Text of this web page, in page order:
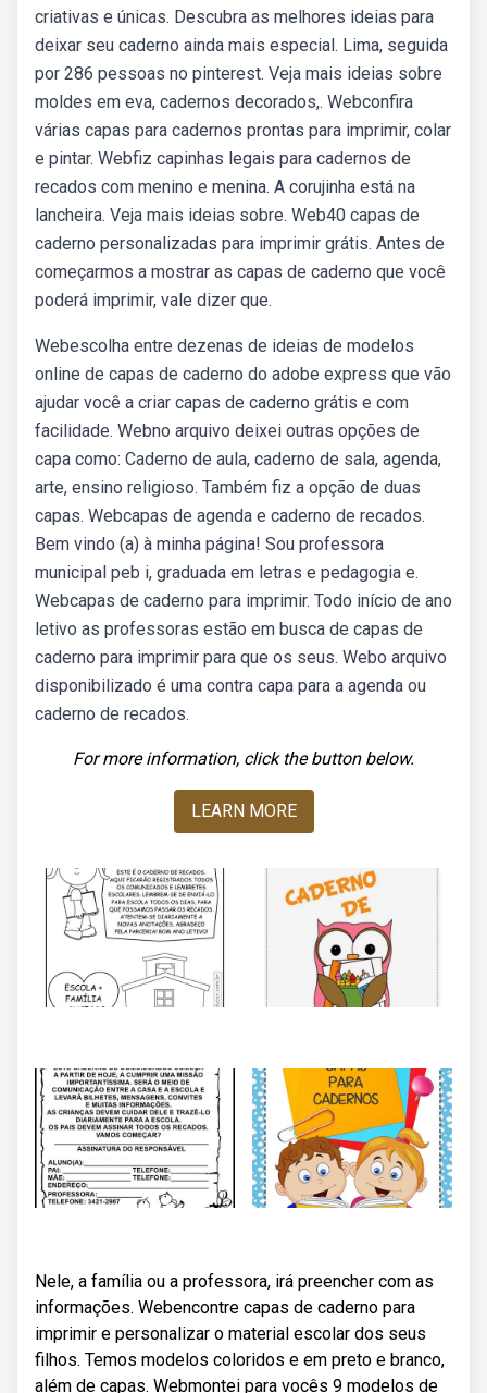
criativas e únicas. Descubra as melhores ideias para
deixar seu caderno ainda mais especial. Lima, seguida
por 286 pessoas no pinterest. Veja mais ideias sobre
moldes em eva, cadernos decorados,. Webconfira
várias capas para cadernos prontas para imprimir, colar
e pintar. Webfiz capinhas legais para cadernos de
recados com menino e menina. A corujinha está na
lancheira. Veja mais ideias sobre. Web40 capas de
caderno personalizadas para imprimir grátis. Antes de
começarmos a mostrar as capas de caderno que você
poderá imprimir, vale dizer que.
Webescolha entre dezenas de ideias de modelos
online de capas de caderno do adobe express que vão
ajudar você a criar capas de caderno grátis e com
facilidade. Webno arquivo deixei outras opções de
capa como: Caderno de aula, caderno de sala, agenda,
arte, ensino religioso. Também fiz a opção de duas
capas. Webcapas de agenda e caderno de recados.
Bem vindo (a) à minha página! Sou professora
municipal peb i, graduada em letras e pedagogia e.
Webcapas de caderno para imprimir. Todo início de ano
letivo as professoras estão em busca de capas de
caderno para imprimir para que os seus. Webo arquivo
disponibilizado é uma contra capa para a agenda ou
caderno de recados.
For more information, click the button below.
LEARN MORE
Nele, a família ou a professora, irá preencher com as
informações. Webencontre capas de caderno para
imprimir e personalizar o material escolar dos seus
filhos. Temos modelos coloridos e em preto e branco,
além de capas. Webmontei para vocês 9 modelos de